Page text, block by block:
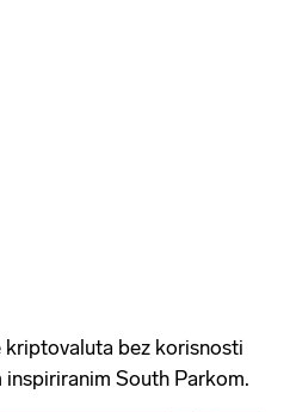
kriptovaluta bez korisnosti
South Parkom.